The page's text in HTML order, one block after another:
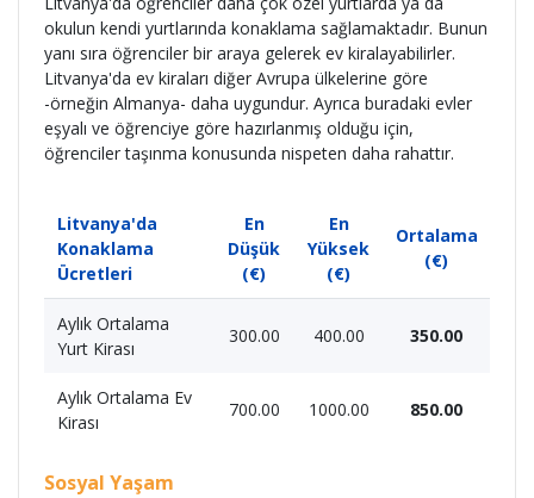
okulun kendi yurtlarında konaklama sağlamaktadır. Bunun
yanı sıra öğrenciler bir araya gelerek ev kiralayabilirler.
Litvanya'da ev kiraları diğer Avrupa ülkelerine göre
-örneğin Almanya- daha uygundur. Ayrıca buradaki evler
eşyalı ve öğrenciye göre hazırlanmış olduğu için,
öğrenciler taşınma konusunda nispeten daha rahattır.
Litvanya'da
Konaklama
Ücretleri
En
Düşük
(€)
En
Yüksek
(€)
Ortalama
(€)
Aylık Ortalama
Yurt Kirası
300.00 400.00 350.00
Aylık Ortalama Ev
Kirası
700.00 1000.00 850.00
Sosyal Yaşam